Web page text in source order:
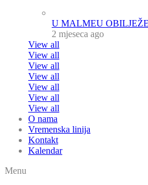
U MALMEU
2 mjeseca ago
View all
View all
View all
View all
View all
View all
View all
O nama
Vremenska linija
Kontakt
Kalendar
Menu